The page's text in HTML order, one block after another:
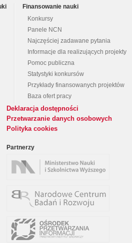
Finansowanie nauki
Konkursy
Panele NCN
Najczęściej zadawane pytania
Informacje dla realizujących projekty
Pomoc publiczna
Statystyki konkursów
Przykłady finansowanych projektów
Baza ofert pracy
Deklaracja dostępności
Przetwarzanie danych osobowych
Polityka cookies
Partnerzy